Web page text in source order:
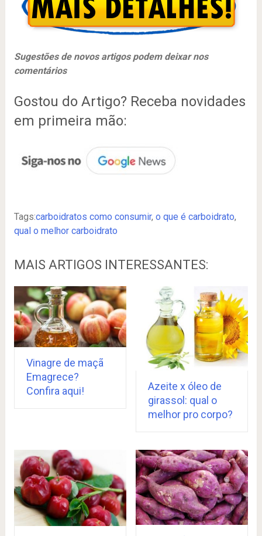
Sugestões de novos artigos podem deixar nos
comentários
Gostou do Artigo? Receba novidades
em primeira mão:
Tags:carboidratos como consumir, o que é carboidrato,
qual o melhor carboidrato
MAIS ARTIGOS INTERESSANTES:
Vinagre de maçã
Emagrece?
Confira aqui!
Azeite x óleo de
girassol: qual o
melhor pro corpo?